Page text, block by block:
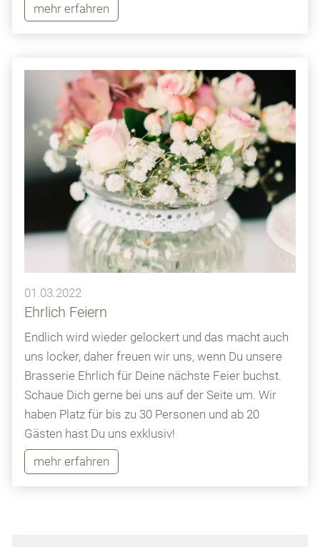
mehr erfahren
01.03.2022
Ehrlich Feiern
Endlich wird wieder gelockert und das macht auch
uns locker, daher freuen wir uns, wenn Du unsere
Brasserie Ehrlich für Deine nächste Feier buchst.
Schaue Dich gerne bei uns auf der Seite um. Wir
haben Platz für bis zu 30 Personen und ab 20
Gästen hast Du uns exklusiv!
mehr erfahren